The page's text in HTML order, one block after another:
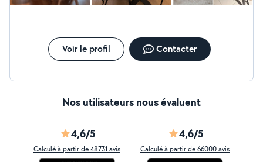
Voir le profil Contacter
Nos utilisateurs nous évaluent
4,6/5
Calculé à partir de 48731 avis
4,6/5
Calculé à partir de 66000 avis